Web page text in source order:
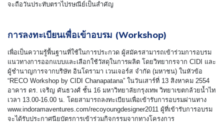
จะถือวันประทับตราไปรษณีย์เป็นสำคัญ
การลงทะเบียนเพื่อเข้าอบรม (Workshop)
เพื่อเป็นความรู้พื้นฐานที่ใช้ในการประกวด ผู้สมัครสามารถเข้าร่วมการอบรม
แนวทางการออกแบบและเลือกใช้วัสดุในการผลิต โดยวิทยากรจาก CIDI และ
ผู้ชำนาญการจากบริษัท อินโดรามา เวนเจอร์ส จำกัด (มหาชน) ในหัวข้อ
“RECO Workshop by CIDI Chanapatana” ในวันเสาร์ที่ 13 สิงหาคม 2554
อาคาร ดร. เจริญ คันธวงศ์ ชั้น 16 มหาวิทยาลัยกรุงเทพ วิทยาเขตกล้วยน้ำไท
เวลา 13.00-16.00 น. โดยสามารถลงทะเบียนเพื่อเข้ารับการอบรมผ่านทาง
www.indoramaventures.com/recoyoungdesigner2011 ผู้ที่เข้ารับการอบรม
จะได้รับประกาศนียบัตรการเข้าร่วมกิจกรรมจากทางโครงการ